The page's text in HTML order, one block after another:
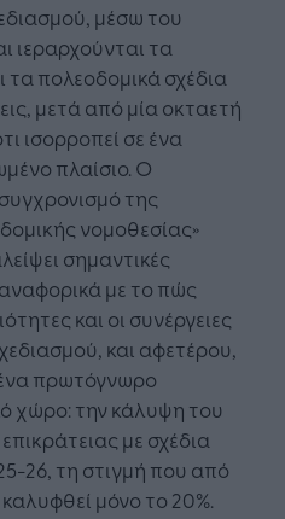
μέσω του
ιεραρχούνται τα
τα πολεοδομικά σχέδια
μετά από μία οκταετή
ισορροπεί σε ένα
πλαίσιο. Ο
της
νομοθεσίας»
σημαντικές
αναφορικά με το πώς
και οι συνέργειες
και αφετέρου,
ένα πρωτόγνωρο
χώρο: την κάλυψη του
με σχέδια
26, τη στιγμή που από
μόνο το 20%.